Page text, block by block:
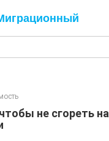
не сгореть